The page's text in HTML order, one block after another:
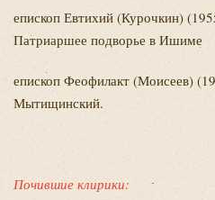
епископ Евтихий (Курочкин)
Патриаршее подворье в Ишиме
епископ Феофилакт (Моисеев)
Мытищинский.
Почившие клирики: